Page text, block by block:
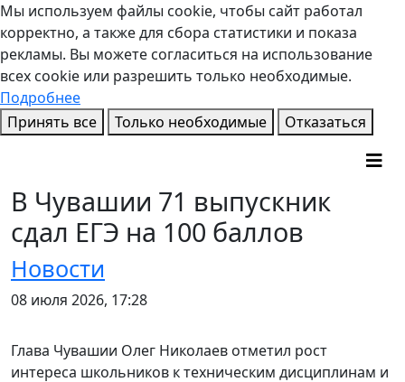
Мы используем файлы cookie, чтобы сайт работал
корректно, а также для сбора статистики и показа
рекламы. Вы можете согласиться на использование
всех cookie или разрешить только необходимые.
Подробнее
Принять все
Только необходимые Отказаться
В Чувашии 71 выпускник
сдал ЕГЭ на 100 баллов
Новости
08 июля 2026, 17:28
Глава Чувашии Олег Николаев отметил рост
интереса школьников к техническим дисциплинам и